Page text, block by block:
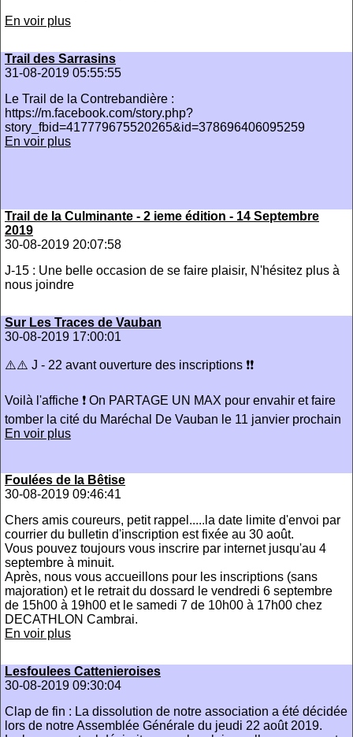
En voir plus
Trail des Sarrasins
31-08-2019 05:55:55
Le Trail de la Contrebandière :
https://m.facebook.com/story.php?
story_fbid=417779675520265&id=378696406095259
En voir plus
Trail de la Culminante - 2 ieme édition - 14 Septembre
2019
30-08-2019 20:07:58
J-15 : Une belle occasion de se faire plaisir, N'hésitez plus à
nous joindre
Sur Les Traces de Vauban
30-08-2019 17:00:01
⚠️⚠️ J - 22 avant ouverture des inscriptions ❗️❗️
Voilà l'affiche ❗️ On PARTAGE UN MAX pour envahir et faire
tomber la cité du Maréchal De Vauban le 11 janvier prochain
En voir plus
Foulées de la Bêtise
30-08-2019 09:46:41
Chers amis coureurs, petit rappel.....la date limite d'envoi par
courrier du bulletin d'inscription est fixée au 30 août.
Vous pouvez toujours vous inscrire par internet jusqu'au 4
septembre à minuit.
Après, nous vous accueillons pour les inscriptions (sans
majoration) et le retrait du dossard le vendredi 6 septembre
de 15h00 à 19h00 et le samedi 7 de 10h00 à 17h00 chez
DECATHLON Cambrai.
En voir plus
Lesfoulees Cattenieroises
30-08-2019 09:30:04
Clap de fin : La dissolution de notre association a été décidée
lors de notre Assemblée Générale du jeudi 22 août 2019.